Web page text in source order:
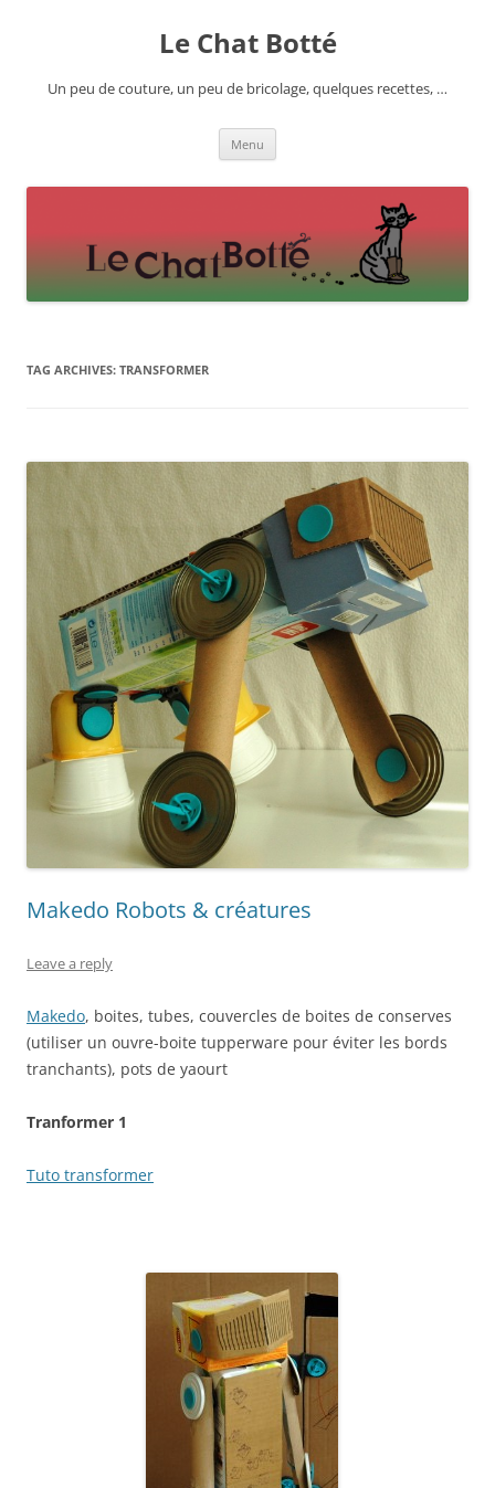
Le Chat Botté
Un peu de couture, un peu de bricolage, quelques recettes, …
Menu
TAG ARCHIVES: TRANSFORMER
Makedo Robots & créatures
Leave a reply
Makedo, boites, tubes, couvercles de boites de conserves
(utiliser un ouvre-boite tupperware pour éviter les bords
tranchants), pots de yaourt
Tranformer 1
Tuto transformer